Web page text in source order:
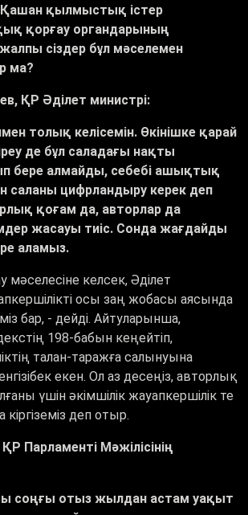
Қашан қылмыстық істер
қорғау органдарының
сіздер бұл мәселемен
ма?
ҚР Әділет министрі:
толық келісемін. Өкінішке қарай
де бұл саладағы нақты
бере алмайды, себебі ашықтық
цифрландыру керек деп
қоғам да, авторлар да
жасауы тиіс. Сонда жағдайды
аламыз.
мәселесіне келсек, Әділет
осы заң жобасы аясында
бар, - дейді. Айтуларынша,
198-бабын кеңейтіп,
талан-таражға салынуына
екен. Ол аз десеңіз, авторлық
үшін әкімшілік жауапкершілік те
деп отыр.
Парламенті Мәжілісінің
соңғы отыз жылдан астам уақыт